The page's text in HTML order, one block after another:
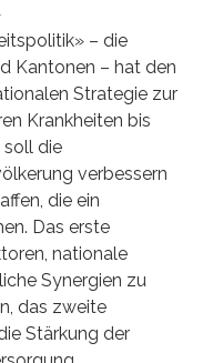
– die
Kantonen – hat den
Strategie zur
Krankheiten bis
soll die
verbessern
die ein
Das erste
nationale
Synergien zu
das zweite
Stärkung der